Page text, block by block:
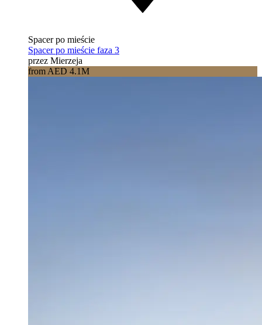
Spacer po mieście
Spacer po mieście faza 3
przez Mierzeja
from AED 4.1M